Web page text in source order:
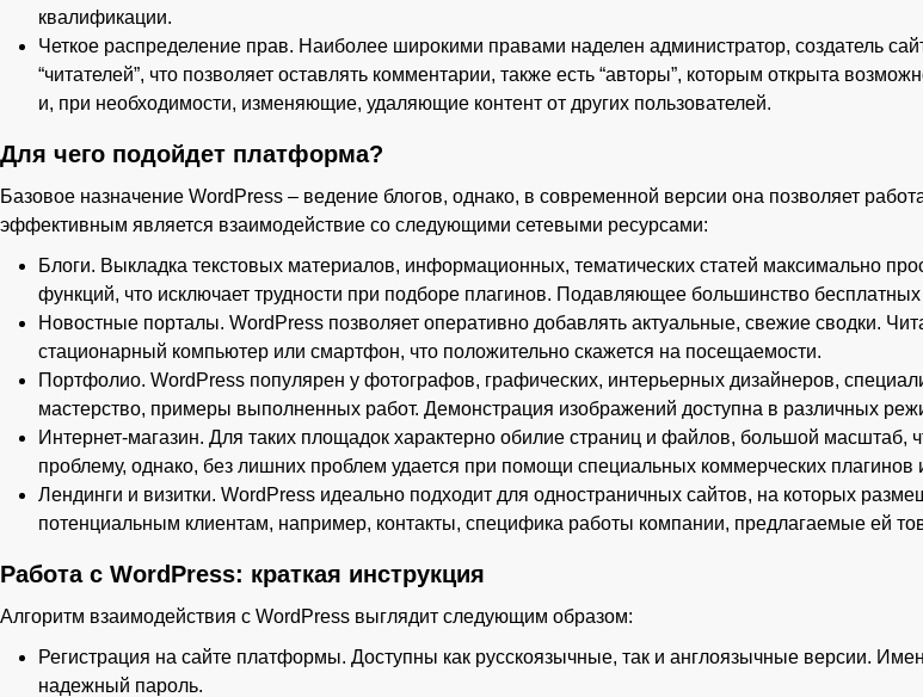
квалификации.
Четкое распределение прав. Наиболее широкими правами наделен администратор, создатель
“читателей”, что позволяет оставлять комментарии, также есть “авторы”, которым открыта
и, при необходимости, изменяющие, удаляющие контент от других пользователей.
Для чего подойдет платформа?
Базовое назначение WordPress – ведение блогов, однако, в современной версии она позволяет
эффективным является взаимодействие со следующими сетевыми ресурсами:
Блоги. Выкладка текстовых материалов, информационных, тематических статей максимально
функций, что исключает трудности при подборе плагинов. Подавляющее большинство
Новостные порталы. WordPress позволяет оперативно добавлять актуальные, свежие сводки.
стационарный компьютер или смартфон, что положительно скажется на посещаемости.
Портфолио. WordPress популярен у фотографов, графических, интерьерных дизайнеров,
мастерство, примеры выполненных работ. Демонстрация изображений доступна в различных
Интернет-магазин. Для таких площадок характерно обилие страниц и файлов, большой масштаб,
проблему, однако, без лишних проблем удается при помощи специальных коммерческих плагинов
Лендинги и визитки. WordPress идеально подходит для одностраничных сайтов, на которых
потенциальным клиентам, например, контакты, специфика работы компании, предлагаемые ей
Работа с WordPress: краткая инструкция
Алгоритм взаимодействия с WordPress выглядит следующим образом:
Регистрация на сайте платформы. Доступны как русскоязычные, так и англоязычные версии.
надежный пароль.